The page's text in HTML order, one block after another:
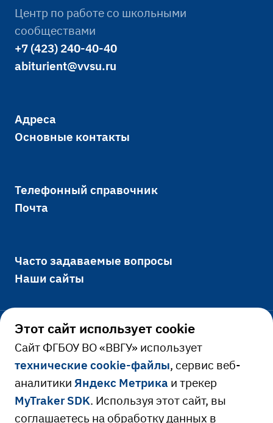
Центр по работе со школьными
сообществами
+7 (423) 240-40-40
abiturient@vvsu.ru
Адреса
Основные контакты
Телефонный справочник
Почта
Часто задаваемые вопросы
Наши сайты
Официально
Сведения об образовательной
организации
Сведения о доходах руководителя
Ресурсы и сервисы
Расписание занятий
Этот сайт использует cookie
Cайт ФГБОУ ВО «ВВГУ» использует
технические cookie-файлы, сервис веб-
аналитикиЯндекс Метрика и трекер
MyTraker SDK. Используя этот сайт, вы
соглашаетесь на обработку данных в